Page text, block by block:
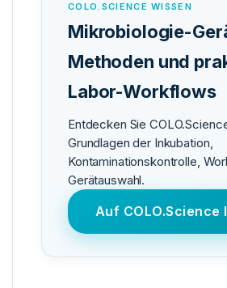
COLO.SCIENCE WISSEN
Mikrobiologie-
Methoden und
Labor-Workflows
Entdecken Sie
Grundlagen der Inkubation,
Kontaminationskontrolle,
Gerätauswahl.
Auf COLO.Science